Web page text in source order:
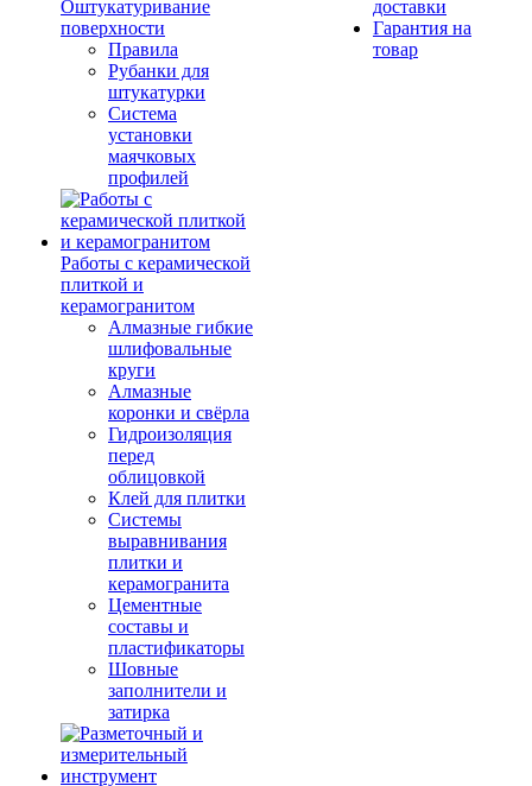
Оштукатуривание
поверхности
Правила
Рубанки для
штукатурки
Система
установки
маячковых
профилей
Работы с керамической
плиткой и
керамогранитом
Алмазные гибкие
шлифовальные
круги
Алмазные
коронки и свёрла
Гидроизоляция
перед
облицовкой
Клей для плитки
Системы
выравнивания
плитки и
керамогранита
Цементные
составы и
пластификаторы
Шовные
заполнители и
затирка
доставки
Гарантия на
товар